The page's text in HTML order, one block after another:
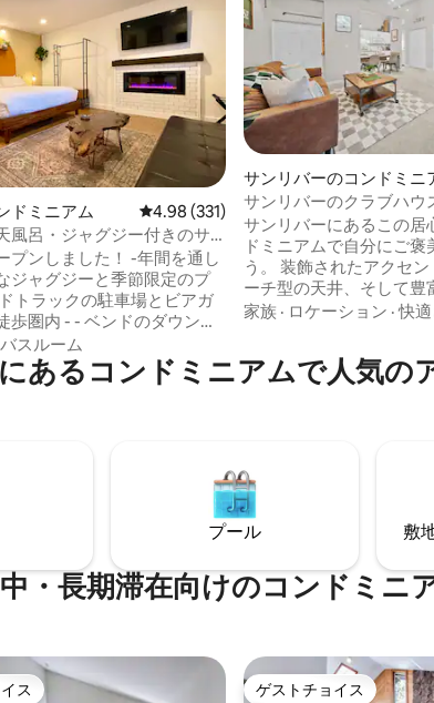
つ星の平均評価
ドミニアム レビュー331件、5つ星中4.98つ星の平
4.98 (331)
風呂・ジャグジー付きのサ
ンルームマンション
プンしました！ -年間を通し
ジャグジーと季節限定のプ
トラックの駐車場とビアガ
歩圏内 - - ベンドのダウンタ
- -バチェラー山まで25分- -
せん（ごみ出し、ベッドの
洗濯などはありません）。-
ェックイン（ゲストごとに
）- - キングサイズベッド - -
ムスン製テレビ（Netflix、
どにログイン済み）-
バスルーム
サンリバーのコンドミニ
サンリバーのクラブハウ
露天風呂・ジャグジー、
ーベキュー
サンリバーにあるこの居
ドミニアムで自分にご褒
う。 装飾されたアクセ
ーチ型の天井、そして豊
には、言葉を失うほどで
でサンリバービレッジと
で行けます。 ✔ 高速Wi-Fi 快適な寝室✔2
マートテレビ 予備のタオ
ルーム✔2室 詳細
家族 · ロケーション ·快適
あるコンドミニアムで人気の
プール 敷
中・長期滞在向けのコンドミニ
ス ゲストチョイス